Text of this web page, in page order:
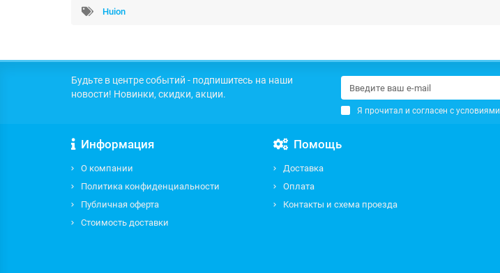
Huion
Будьте в центре событий - подпишитесь на наши
новости! Новинки, скидки, акции.
Я прочитал и согласен с условиями
Информация
О компании
Политика конфиденциальности
Публичная оферта
Стоимость доставки
Помощь
Доставка
Оплата
Контакты и схема проезда